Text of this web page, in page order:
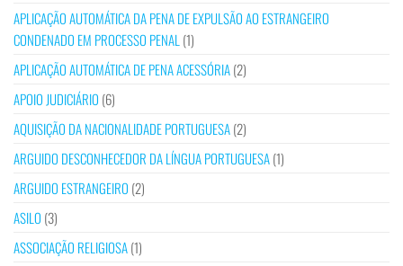
APLICAÇÃO AUTOMÁTICA DA PENA DE EXPULSÃO AO ESTRANGEIRO
CONDENADO EM PROCESSO PENAL (1)
APLICAÇÃO AUTOMÁTICA DE PENA ACESSÓRIA(2)
APOIO JUDICIÁRIO (6)
AQUISIÇÃO DA NACIONALIDADE PORTUGUESA(2)
ARGUIDO DESCONHECEDOR DA LÍNGUA PORTUGUESA(1)
ARGUIDO ESTRANGEIRO (2)
ASILO (3)
ASSOCIAÇÃO RELIGIOSA(1)